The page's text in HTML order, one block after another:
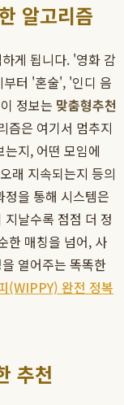
알고리즘
게 됩니다. '영화 감
터 '혼술', '인디 음
정보는 맞춤형추천
즘은 여기서 멈추지
지, 어떤 모임에
래 지속되는지 등의
을 통해 시스템은
날수록 점점 더 정
한 매칭을 넘어, 사
열어주는 똑똑한
(WIPPY) 완전 정복
추천